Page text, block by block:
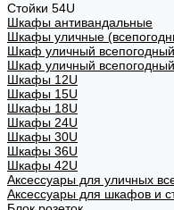
Стойки 54U
Шкафы антивандальные
Шкафы уличные
Шкаф уличный
Шкаф уличный
Шкафы 12U
Шкафы 15U
Шкафы 18U
Шкафы 24U
Шкафы 30U
Шкафы 36U
Шкафы 42U
Аксессуары для уличных
Аксессуары для шкафов и